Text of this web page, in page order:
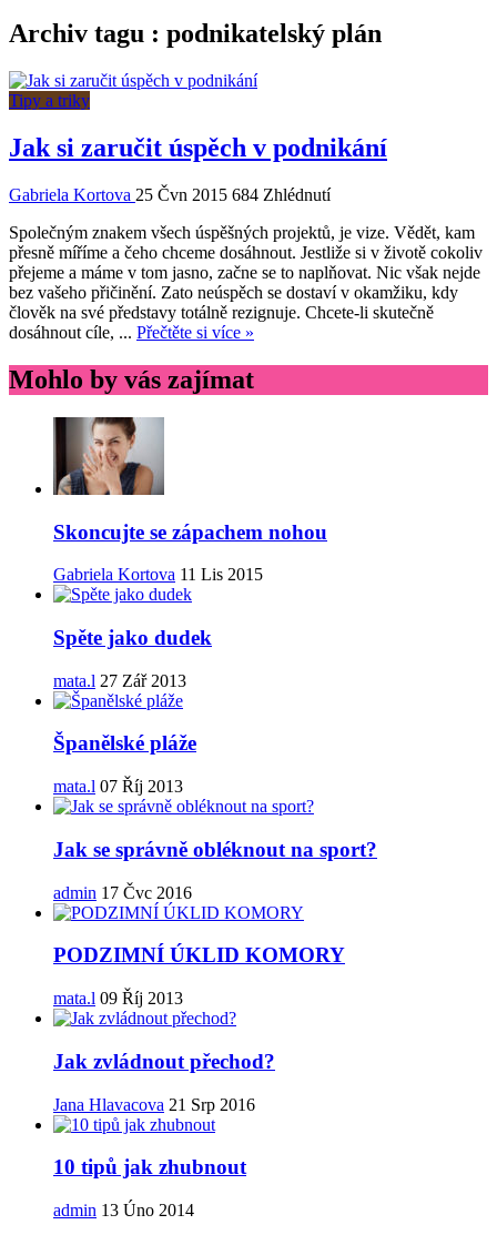
Archiv tagu : podnikatelský plán
Tipy a triky
Jak si zaručit úspěch v podnikání
Gabriela Kortova 25 Čvn 2015 684 Zhlédnutí
Společným znakem všech úspěšných projektů, je vize. Vědět, kam
přesně míříme a čeho chceme dosáhnout. Jestliže si v životě cokoliv
přejeme a máme v tom jasno, začne se to naplňovat. Nic však nejde
bez vašeho přičinění. Zato neúspěch se dostaví v okamžiku, kdy
člověk na své představy totálně rezignuje. Chcete-li skutečně
dosáhnout cíle, ... Přečtěte si více »
Mohlo by vás zajímat
Skoncujte se zápachem nohou
Gabriela Kortova 11 Lis 2015
Spěte jako dudek
mata.l 27 Zář 2013
Španělské pláže
mata.l 07 Říj 2013
Jak se správně obléknout na sport?
admin 17 Čvc 2016
PODZIMNÍ ÚKLID KOMORY
mata.l 09 Říj 2013
Jak zvládnout přechod?
Jana Hlavacova 21 Srp 2016
10 tipů jak zhubnout
admin 13 Úno 2014